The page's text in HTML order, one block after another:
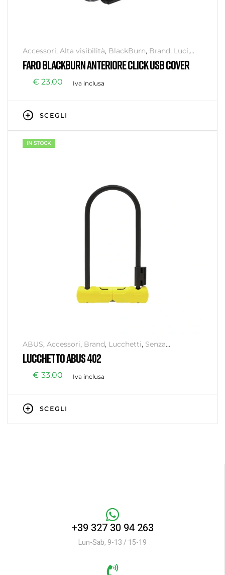
Accessori, Alta visibilità, BlackBurn, Brand, Luci,
Senza categoria,Sicurezza
FARO BLACKBURN ANTERIORE CLICK USB COVER
€ 23,00 Iva inclusa
SCEGLI
IN STOCK
ABUS, Accessori, Brand, Lucchetti, Senza
categoria,Sicurezza
LUCCHETTO ABUS 402
€ 33,00 Iva inclusa
SCEGLI
+39 327 30 94 263
Lun-Sab, 9-13 / 15-19